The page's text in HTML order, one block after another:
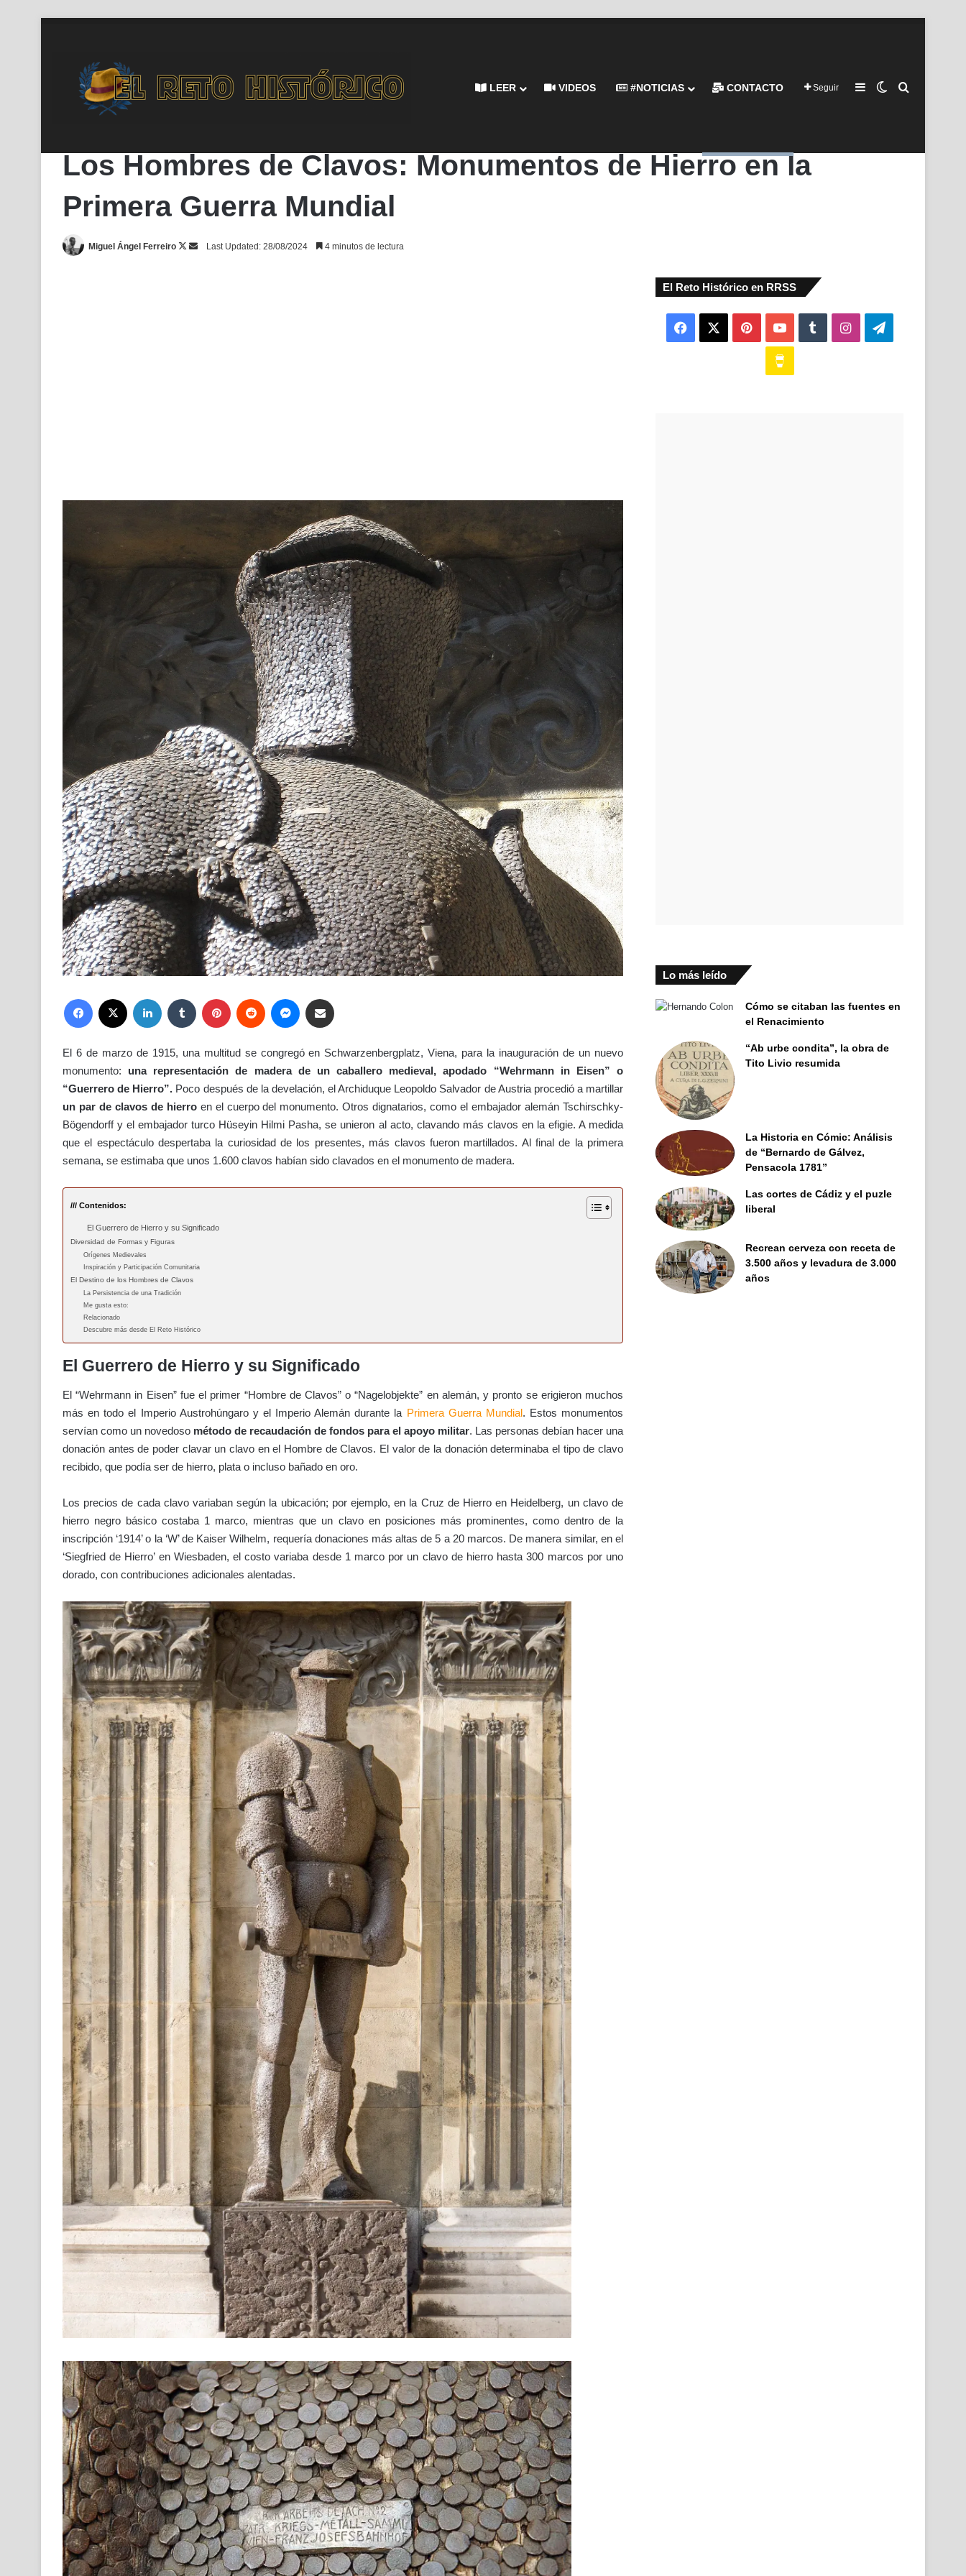
LEER VIDEOS #NOTICIAS CONTACTO Seguir Barra lateral
Switch skin
Inicio / Arte / Los Hombres de Clavos: Monumentos de Hierro en la Primera Guerra Mundial
Los Hombres de Clavos: Monumentos de Hierro en la
Primera Guerra Mundial
Miguel Ángel Ferreiro
Follow
SendLast Updated: 28/08/2024 4 minutos de lectura
Facebook LinkedIn Tumblr Pinterest Reddit Messenger
El 6 de marzo de 1915, una multitud se congregó en Schwarzenbergplatz, Viena, para la inauguración de un nuevo
monumento: una representación de madera de un caballero medieval, apodado “Wehrmann in Eisen” o
“Guerrero de Hierro”. Poco después de la develación, el Archiduque Leopoldo Salvador de Austria procedió a martillar
un par de clavos de hierroen el cuerpo del monumento. Otros dignatarios, como el embajador alemán Tschirschky-
Bögendorff y el embajador turco Hüseyin Hilmi Pasha, se unieron al acto, clavando más clavos en la efigie. A medida
que el espectáculo despertaba la curiosidad de los presentes, más clavos fueron martillados. Al final de la primera
semana, se estimaba que unos 1.600 clavos habían sido clavados en el monumento de madera.
/// Contenidos:
El Guerrero de Hierro y su Significado
Diversidad de Formas y Figuras
Orígenes Medievales
Inspiración y Participación Comunitaria
El Destino de los Hombres de Clavos
La Persistencia de una Tradición
Me gusta esto:
Relacionado
Descubre más desde El Reto Histórico
El Guerrero de Hierro y su Significado
El “Wehrmann in Eisen” fue el primer “Hombre de Clavos” o “Nagelobjekte” en alemán, y pronto se erigieron muchos
más en todo el Imperio Austrohúngaro y el Imperio Alemán durante la Primera Guerra Mundial. Estos monumentos
servían como un novedoso método de recaudación de fondos para el apoyo militar. Las personas debían hacer una
donación antes de poder clavar un clavo en el Hombre de Clavos. El valor de la donación determinaba el tipo de clavo
recibido, que podía ser de hierro, plata o incluso bañado en oro.
Los precios de cada clavo variaban según la ubicación; por ejemplo, en la Cruz de Hierro en Heidelberg, un clavo de
hierro negro básico costaba 1 marco, mientras que un clavo en posiciones más prominentes, como dentro de la
inscripción ‘1914’ o la ‘W’ de Kaiser Wilhelm, requería donaciones más altas de 5 a 20 marcos. De manera similar, en el
‘Siegfried de Hierro’ en Wiesbaden, el costo variaba desde 1 marco por un clavo de hierro hasta 300 marcos por uno
dorado, con contribuciones adicionales alentadas.
El Reto Histórico en RRSS
Facebook PinterestYouTubeTumblrInstagramTelegram
Lo más leído
Cómo se citaban las fuentes en
el Renacimiento
“Ab urbe condita”, la obra de
Tito Livio resumida
La Historia en Cómic: Análisis
de “Bernardo de Gálvez,
Pensacola 1781”
Las cortes de Cádiz y el puzle
liberal
Recrean cerveza con receta de
3.500 años y levadura de 3.000
años